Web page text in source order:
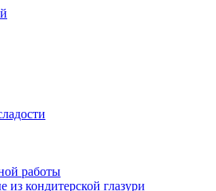
работы
кондитерской глазури